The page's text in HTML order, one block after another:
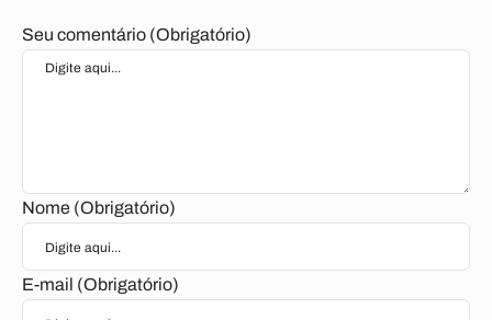
Seu comentário (Obrigatório)
Nome (Obrigatório)
E-mail (Obrigatório)